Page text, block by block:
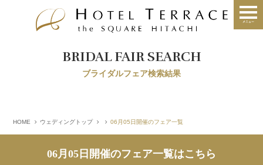
BRIDAL FAIR SEARCH
ブライダルフェア検索結果
HOME ウェディングトップ 06月05日開催のフェア一覧
06月05日開催のフェア一覧はこちら